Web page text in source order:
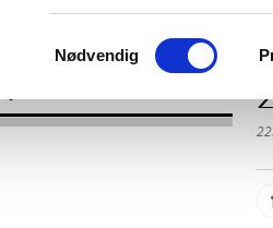
Samtykkevalg
Nødvendig